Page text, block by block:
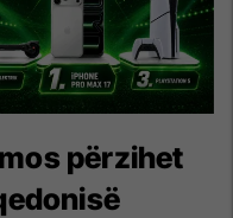
përzihet